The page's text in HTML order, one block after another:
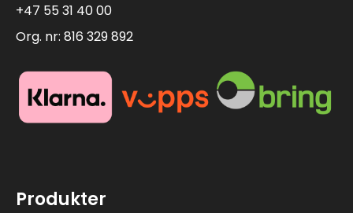
+47 55 31 40 00
Org. nr: 816 329 892
Produkter